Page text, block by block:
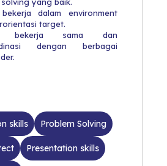
dalam environment
target.
bekerja sama dan
dengan berbagai
skills Problem Solving
Presentation skills